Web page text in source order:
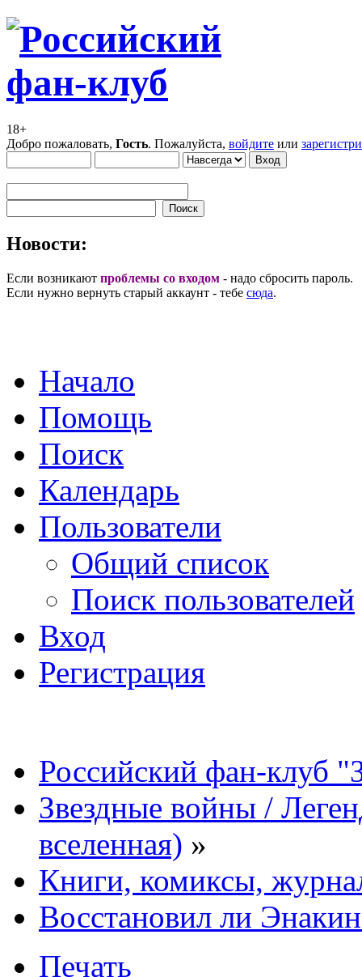
18+
Добро пожаловать, Гость. Пожалуйста, войдите или
Новости:
Если возникают проблемы со входом - надо сбросить пароль.
Если нужно вернуть старый аккаунт - тебе сюда.
Начало
Помощь
Поиск
Календарь
Пользователи
Общий список
Поиск пользователей
Вход
Регистрация
Российский фан-клуб
Звездные войны /
вселенная) »
Книги, комиксы,
Восстановил ли
Печать